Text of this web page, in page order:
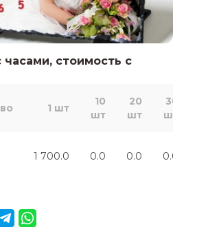
стоимость с
1 шт
10
шт
20
шт
30
шт
1 700.0 0.0 0.0 0.0